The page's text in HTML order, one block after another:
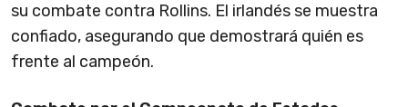
su combate contra Rollins. El irlandés se muestra
confiado, asegurando que demostrará quién es
frente al campeón.